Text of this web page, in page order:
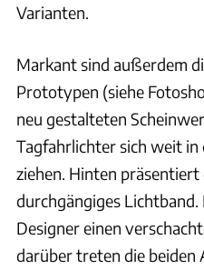
Varianten.
Markant sind außerdem
Prototypen (siehe
neu gestalteten
Tagfahrlichter sich weit
ziehen. Hinten präsentiert
durchgängiges
Designer einen
darüber treten die